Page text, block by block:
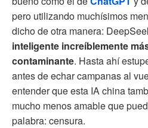
pero utilizando muchísimos
dicho de otra manera:
inteligente increíblemente
contaminante. Hasta ahí
antes de echar campanas al
entender que esta IA china
mucho menos amable que
palabra: censura.